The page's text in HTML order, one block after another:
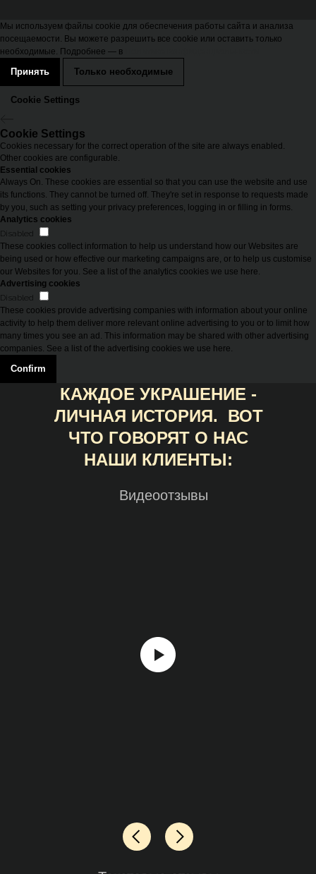
Мы используем файлы cookie для обеспечения работы сайта и анализа
посещаемости. Вы можете разрешить все cookie или оставить только
необходимые. Подробнее — в
Принять Только необходимые
Cookie Settings
Cookie Settings
Cookies necessary for the correct operation of the site are always enabled.
Other cookies are configurable.
Essential cookies
Always On. These cookies are essential so that you can use the website and use
its functions. They cannot be turned off. They're set in response to requests made
by you, such as setting your privacy preferences, logging in or filling in forms.
Analytics cookies
Disabled
These cookies collect information to help us understand how our Websites are
being used or how effective our marketing campaigns are, or to help us customise
our Websites for you. See a list of the analytics cookies we use here.
Advertising cookies
Disabled
These cookies provide advertising companies with information about your online
activity to help them deliver more relevant online advertising to you or to limit how
many times you see an ad. This information may be shared with other advertising
companies. See a list of the advertising cookies we use here.
Confirm
КАЖДОЕ УКРАШЕНИЕ -
ЛИЧНАЯ ИСТОРИЯ. ВОТ
ЧТО ГОВОРЯТ О НАС
НАШИ КЛИЕНТЫ:
Видеоотзывы